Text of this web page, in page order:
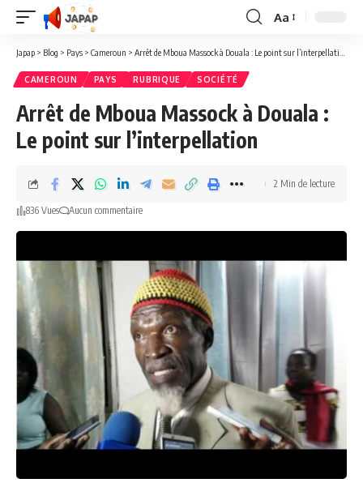
Redimensionner
la
Aa
Japap > Blog > Pays > Cameroun > Arrêt de Mboua Massock à Douala : Le point sur l’interpellation
CAMEROUN PAYS RUBRIQUE SOCIÉTÉ
Arrêt de Mboua Massock à Douala :
Le point sur l’interpellation
836 Vues Aucun commentaire
2 Min de lecture